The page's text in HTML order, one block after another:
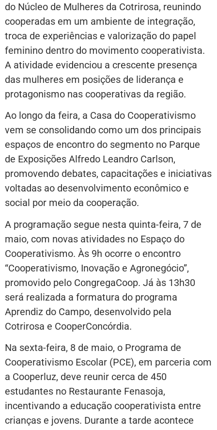
do Núcleo de Mulheres da Cotrirosa, reunindo
cooperadas em um ambiente de integração,
troca de experiências e valorização do papel
feminino dentro do movimento cooperativista.
A atividade evidenciou a crescente presença
das mulheres em posições de liderança e
protagonismo nas cooperativas da região.
Ao longo da feira, a Casa do Cooperativismo
vem se consolidando como um dos principais
espaços de encontro do segmento no Parque
de Exposições Alfredo Leandro Carlson,
promovendo debates, capacitações e iniciativas
voltadas ao desenvolvimento econômico e
social por meio da cooperação.
A programação segue nesta quinta-feira, 7 de
maio, com novas atividades no Espaço do
Cooperativismo. Às 9h ocorre o encontro
“Cooperativismo, Inovação e Agronegócio”,
promovido pelo CongregaCoop. Já às 13h30
será realizada a formatura do programa
Aprendiz do Campo, desenvolvido pela
Cotrirosa e CooperConcórdia.
Na sexta-feira, 8 de maio, o Programa de
Cooperativismo Escolar (PCE), em parceria com
a Cooperluz, deve reunir cerca de 450
estudantes no Restaurante Fenasoja,
incentivando a educação cooperativista entre
crianças e jovens. Durante a tarde acontece